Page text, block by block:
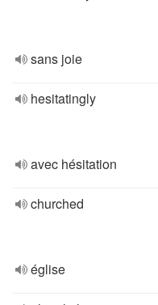
sans joie
hesitatingly
avec hésitation
churched
église